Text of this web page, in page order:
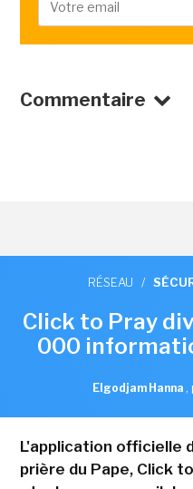
Commentaire
RÉSEAU /
Click to Pray
000
Elgodjam Hanna ,
L'application officielle
prière du Pape, Click